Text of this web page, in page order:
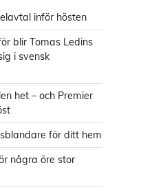
inför hösten
blir Tomas Ledins
i svensk
het – och Premier
för ditt hem
några öre stor